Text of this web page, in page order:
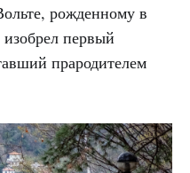
рожденному в
первый
прародителем